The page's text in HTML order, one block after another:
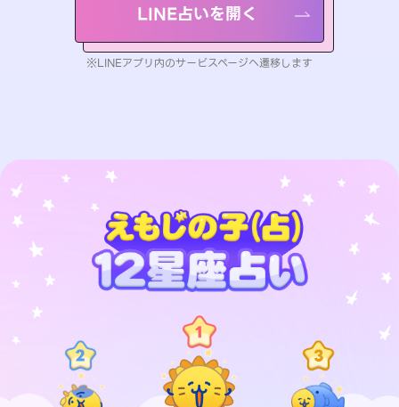
LINE占いを開く
※LINEアプリ内のサービスページへ遷移します